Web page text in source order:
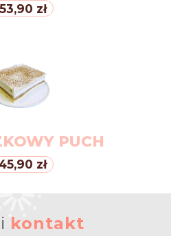
53,90 zł
PUCH
zł
kontakt